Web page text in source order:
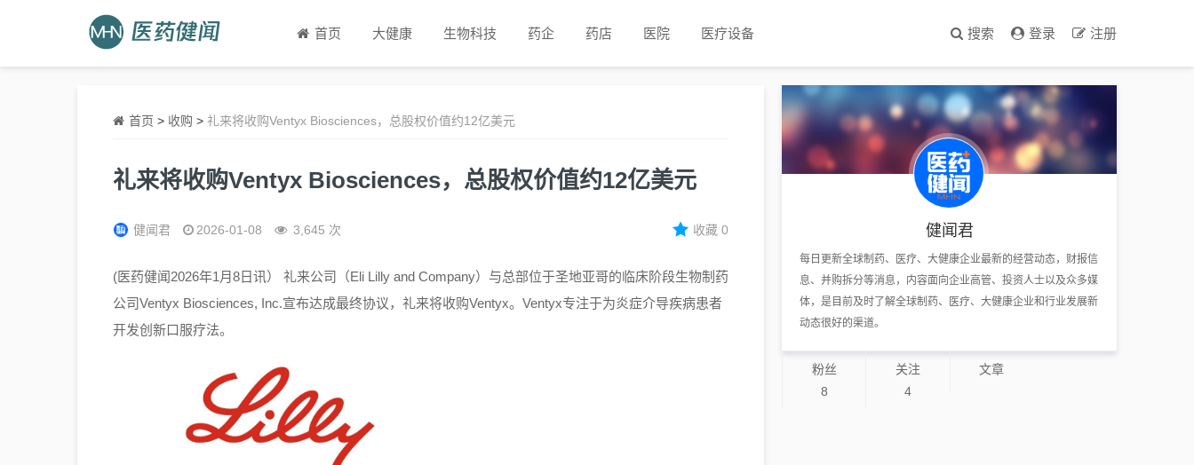
首页 大健康 生物科技 药企 药店 医院 医疗设备 搜索 登录 注册
首页 > 收购 > 礼来将收购Ventyx Biosciences，总股权价值约12亿美元
礼来将收购Ventyx Biosciences，总股权价值约12亿美元
健闻君 2026-01-08 3,645 次 收藏0
(医药健闻2026年1月8日讯） 礼来公司（Eli Lilly and Company）与总部位于圣地亚哥的临床阶段生物制药
公司Ventyx Biosciences, Inc.宣布达成最终协议，礼来将收购Ventyx。Ventyx专注于为炎症介导疾病患者
开发创新口服疗法。
健闻君
每日更新全球制药、医疗、大健康企业最新的经营动态，财报信
息、并购拆分等消息，内容面向企业高管、投资人士以及众多媒
体，是目前及时了解全球制药、医疗、大健康企业和行业发展新
动态很好的渠道。
粉丝
8
关注
4
文章